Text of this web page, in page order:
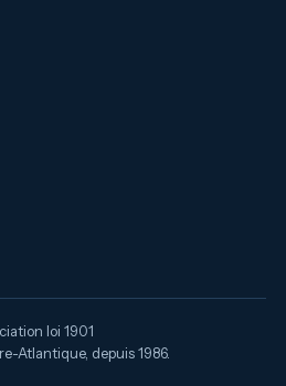
loi 1901
Atlantique, depuis 1986.